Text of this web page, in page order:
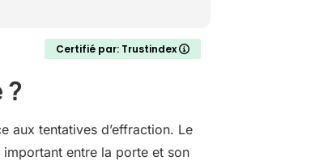
Certifié par: Trustindex
aux tentatives d’effraction. Le
important entre la porte et son